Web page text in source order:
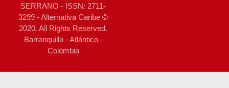
SERRANO - ISSN: 2711-
3299 - Alternativa Caribe ©
2020. All Rights Reserved.
Barranquilla - Atlántico -
Colombia